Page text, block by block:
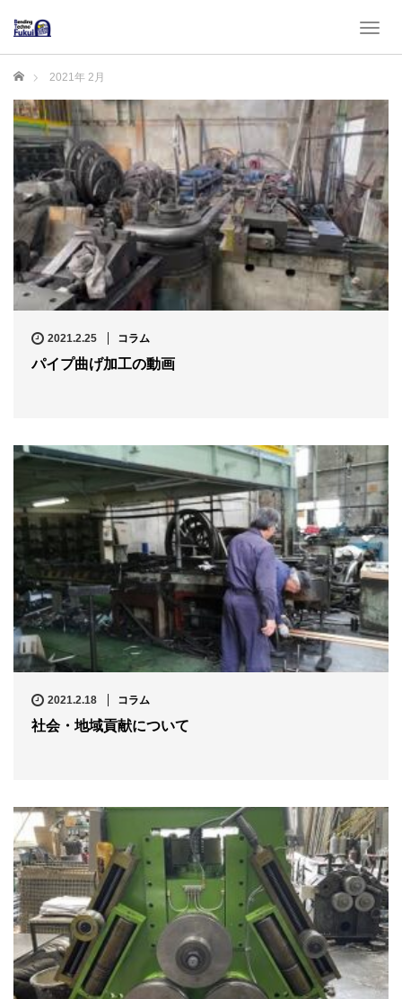
T
l
n
v
i
g
a
t
i
o
n
ホーム 2021年 2月
2021.2.25 コラム
パイプ曲げ加工の動画
2021.2.18 コラム
社会・地域貢献について